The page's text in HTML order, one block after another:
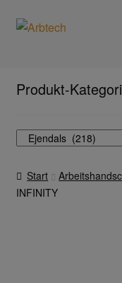
Zur
Zum
Aktionen und
Anfahrt
Produkt-
Start
INFINITY